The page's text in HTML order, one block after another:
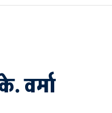
वर्मा